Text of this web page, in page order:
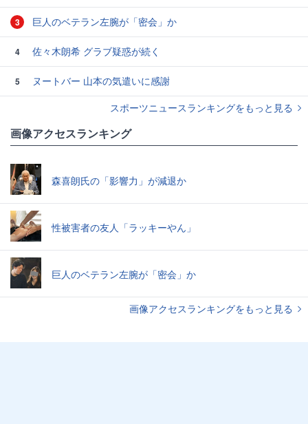
3 巨人のベテラン左腕が「密会」か
4 佐々木朗希 グラブ疑惑が続く
5
ヌートバー 山本の気遣いに感謝
スポーツニュースランキングをもっと見る
画像アクセスランキング
森喜朗氏の「影響力」が減退か
性被害者の友人「ラッキーやん」
巨人のベテラン左腕が「密会」か
画像アクセスランキングをもっと見る